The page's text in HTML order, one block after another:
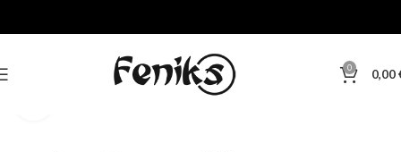
0 0,00